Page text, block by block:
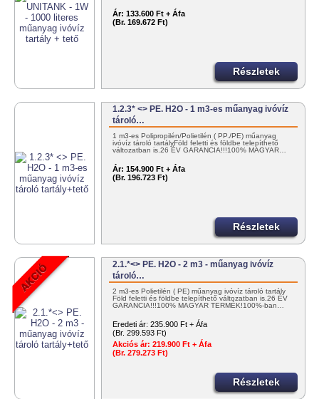
Ár: 133.600 Ft + Áfa
(Br. 169.672 Ft)
Részletek
1.2.3* <> PE. H2O - 1 m3-es műanyag ivóvíz
tároló…
1 m3-es Polipropilén/Polietilén ( PP./PE) műanyag
ivóvíz tároló tartályFöld feletti és földbe telepíthető
változatban is.26 ÉV GARANCIA!!!100% MAGYAR…
Ár: 154.900 Ft + Áfa
(Br. 196.723 Ft)
Részletek
2.1.*<> PE. H2O - 2 m3 - műanyag ivóvíz
tároló…
2 m3-es Polietilén ( PE) műanyag ivóvíz tároló tartály
Föld feletti és földbe telepíthető változatban is.26 ÉV
GARANCIA!!!100% MAGYAR TERMÉK!100%-ban…
Eredeti ár: 235.900 Ft + Áfa
(Br. 299.593 Ft)
Akciós ár: 219.900 Ft + Áfa
(Br. 279.273 Ft)
Részletek